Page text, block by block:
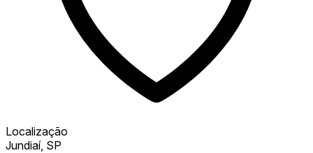
Localização
Jundiaí, SP